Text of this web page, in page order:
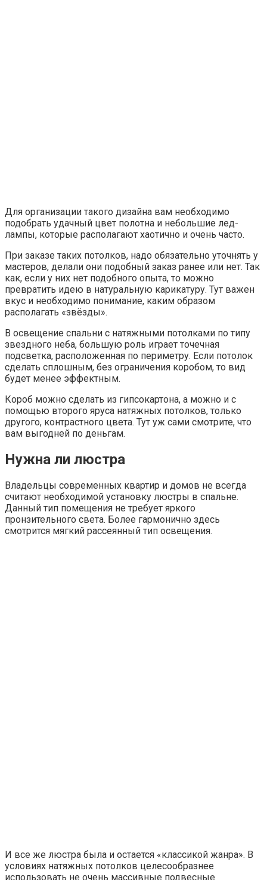
Для организации такого дизайна вам необходимо
подобрать удачный цвет полотна и небольшие лед-
лампы, которые располагают хаотично и очень часто.
При заказе таких потолков, надо обязательно уточнять у
мастеров, делали они подобный заказ ранее или нет. Так
как, если у них нет подобного опыта, то можно
превратить идею в натуральную карикатуру. Тут важен
вкус и необходимо понимание, каким образом
располагать «звёзды».
В освещение спальни с натяжными потолками по типу
звездного неба, большую роль играет точечная
подсветка, расположенная по периметру. Если потолок
сделать сплошным, без ограничения коробом, то вид
будет менее эффектным.
Короб можно сделать из гипсокартона, а можно и с
помощью второго яруса натяжных потолков, только
другого, контрастного цвета. Тут уж сами смотрите, что
вам выгодней по деньгам.
Нужна ли люстра
Владельцы современных квартир и домов не всегда
считают необходимой установку люстры в спальне.
Данный тип помещения не требует яркого
пронзительного света. Более гармонично здесь
смотрится мягкий рассеянный тип освещения.
И все же люстра была и остается «классикой жанра». В
условиях натяжных потолков целесообразнее
использовать не очень массивные подвесные